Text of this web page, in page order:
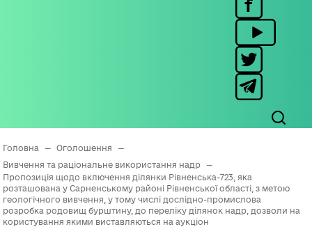
Головна — Оголошення
—
Вивчення та раціональне використання надр
—
Пропозиція щодо включення ділянки Рівненська-723, яка
розташована у Сарненському районі Рівненської області, з метою
геологічного вивчення, у тому числі дослідно-промислова
розробка родовищ бурштину, до переліку ділянок надр, дозволи на
користування якими виставляються на аукціон